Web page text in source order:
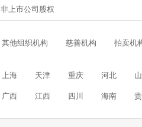
非上市公司股权
其他组织机构 慈善机构 拍卖机
上海 天津 重庆 河北
广西 江西 四川 海南